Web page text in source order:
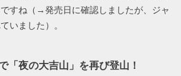
すね（→発売日に確認しましたが、ジャ
いました）。
「夜の大吉山」を再び登山！